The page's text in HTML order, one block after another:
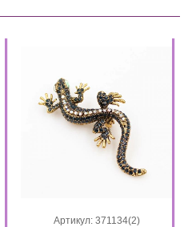
Артикул: 371134(2)